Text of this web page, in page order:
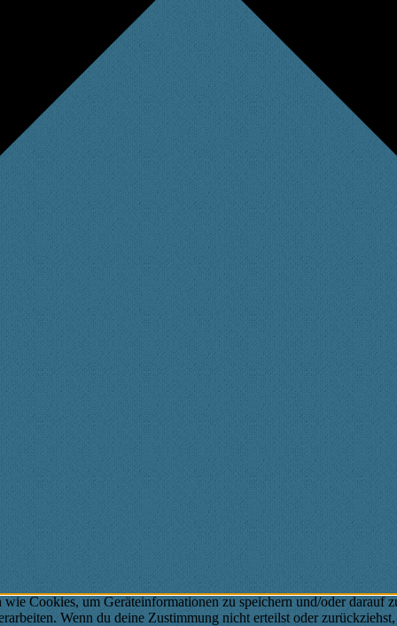
Cookies, um Geräteinformationen zu speichern und/oder darauf
Wenn du deine Zustimmung nicht erteilst oder
wp-content/plugins/tinymce-advanced/mce/nonbreaking/